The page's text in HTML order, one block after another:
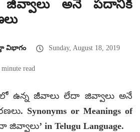
అనే పదానికి
విభాగం Sunday, August 18, 2019
minute read
ఉన్న జీవాలు లేదా జివ్వాలు అనే
Synonyms or Meanings of
in Telugu Language.